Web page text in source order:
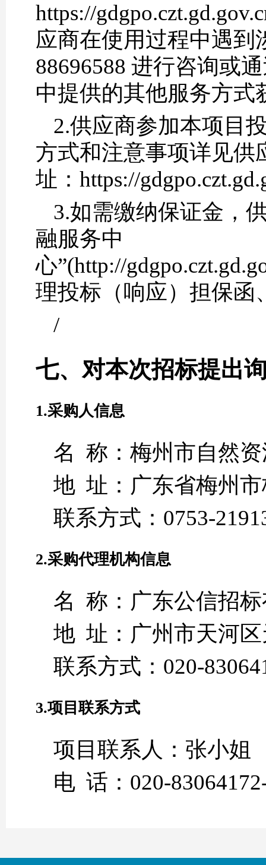
https://
应商在使用过程中遇到
88696588 进行咨询或
中提供的其他服务方式
2.供应商参加本项目
方式和注意事项详见供
址：https://
3.如需缴纳保证金，
融服务中
心”(http://
理投标（响应）担保函
/
七、对本次招标提出
1.采购人信息
名 称：梅州市自然
地 址：广东省梅州
联系方式：0753-
2.采购代理机构信息
名 称：广东公信招
地 址：广州市天河
联系方式：020-
3.项目联系方式
项目联系人：张小姐
电 话：020-